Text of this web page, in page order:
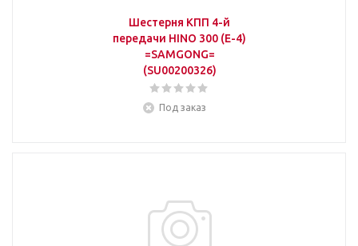
Шестерня КПП 4-й
передачи HINO 300 (E-4)
=SAMGONG=
(SU00200326)
Под заказ